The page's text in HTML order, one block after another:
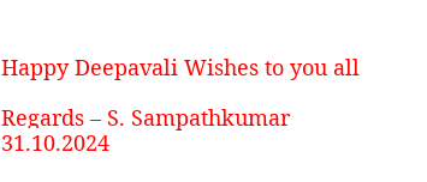
Happy Deepavali Wishes to you all
Regards – S. Sampathkumar
31.10.2024